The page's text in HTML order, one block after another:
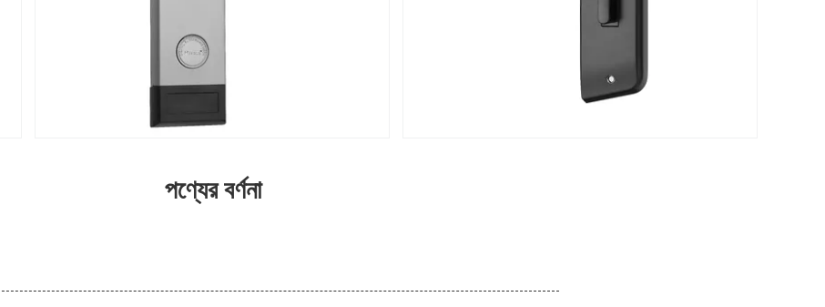
পণ্যের বর্ণনা